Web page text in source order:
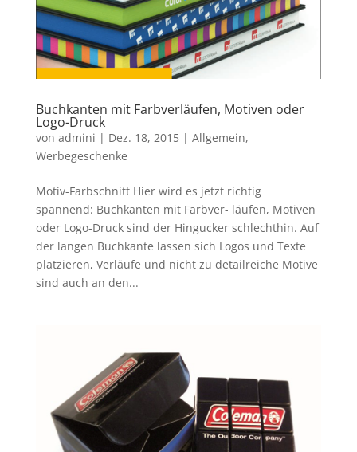
Buchkanten mit Farbverläufen, Motiven oder
Logo-Druck
von admini | Dez. 18, 2015| Allgemein,
Werbegeschenke
Motiv-Farbschnitt Hier wird es jetzt richtig
spannend: Buchkanten mit Farbver- läufen, Motiven
oder Logo-Druck sind der Hingucker schlechthin. Auf
der langen Buchkante lassen sich Logos und Texte
platzieren, Verläufe und nicht zu detailreiche Motive
sind auch an den...